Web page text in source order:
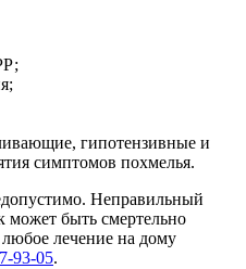
гипотензивные и
симптомов похмелья.
Неправильный
может быть смертельно
лечение на дому
93-05.